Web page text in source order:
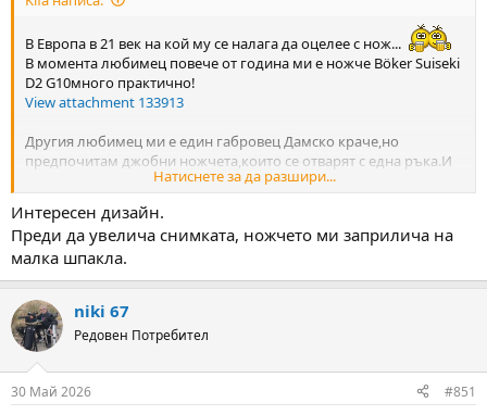
В Европа в 21 век на кой му се налага да оцелее с нож...
В момента любимец повече от година ми е ножче Böker Suiseki
D2 G10много практично!
View attachment 133913
Другия любимец ми е един габровец Дамско краче,но
предпочитам джобни ножчета,които се отварят с една ръка.И
наистина няма значение вида на стоманата а качеството на
изработка,но не съм разбирач!
Натиснете за да разшири...
Интересен дизайн.
Преди да увелича снимката, ножчето ми заприлича на
малка шпакла.
niki 67
Редовен Потребител
30 Май 2026 #851